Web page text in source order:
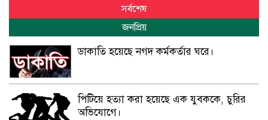
সর্বশেষ
জনপ্রিয়
ডাকাতি হয়েছে নগদ কর্মকর্তার ঘরে।
পিটিয়ে হত্যা করা হয়েছে এক যুবককে, চুরির
অভিযোগে।